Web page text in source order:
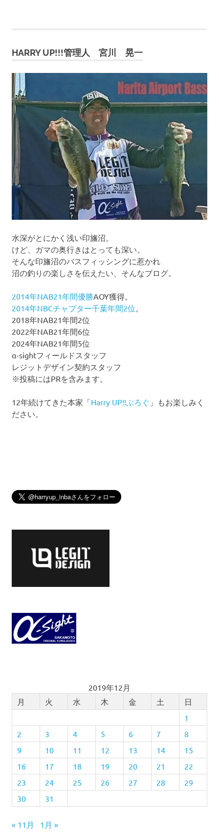
ペ
ー
ジ
送
り
HARRY UP!!!管理人 宮川 晃一
水深がとにかく浅い印旛沼。
けど、ガマの奥行きはとっても深い。
そんな印旛沼のバスフィッシングに惹かれ
沼の釣りの楽しさを伝えたい、そんなブログ。
2014年NAB21年間優勝AOY獲得。
2014年NBCチャプター千葉年間2位。
2018年NAB21年間2位
2022年NAB21年間6位
2024年NAB21年間5位
α-sightフィールドスタッフ
レジットデザイン契約スタッフ
※投稿にはPRを含みます。
12年続けてきた本家「Harry UP!!ぶろぐ 」もお楽しみく
ださい。
2019年12月
月
火 水 木 金 土
日
1
2
3 4 5 6 7
8
9
10 11 12 13 14
15
16
17 18 19 20 21
22
23
24 25 26 27 28
29
30
31
« 11月 1月 »